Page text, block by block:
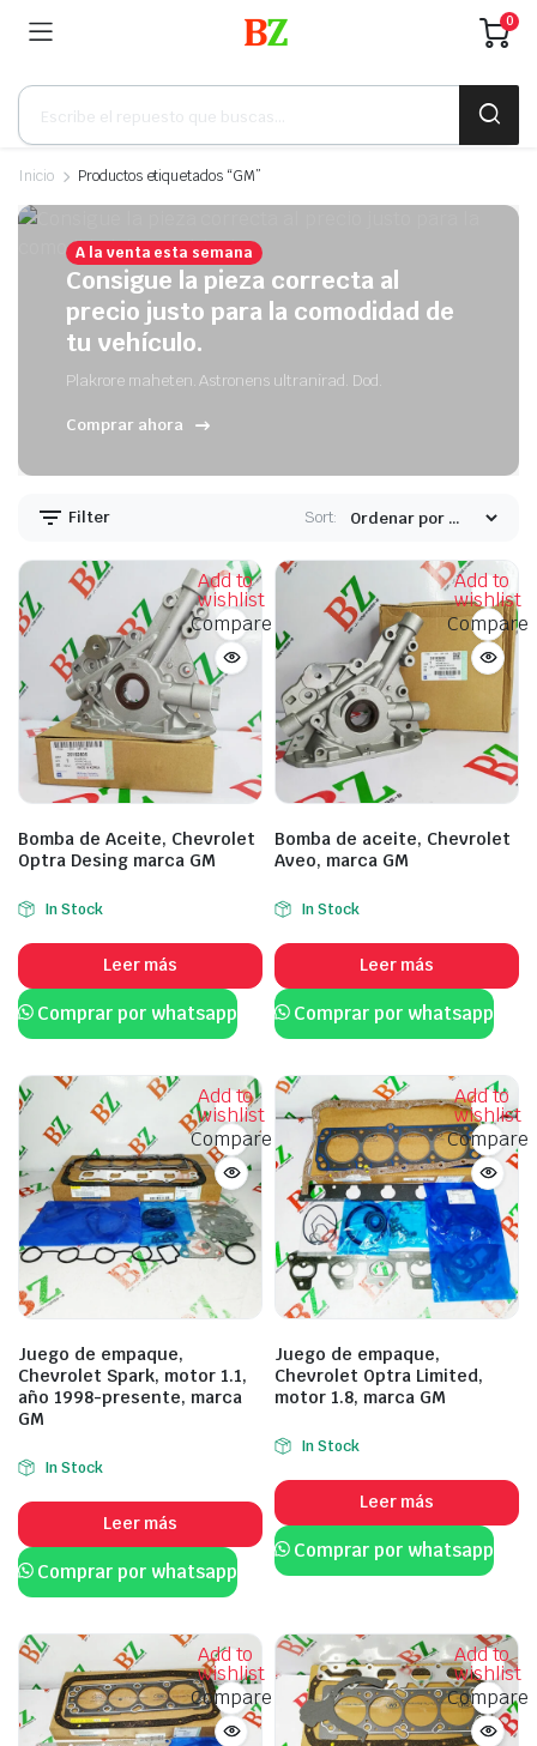
0
Búsqueda
productos
Inicio Productos etiquetados “GM”
A la venta esta semana
Consigue la pieza correcta al
precio justo para la comodidad de
tu vehículo.
Plakrore maheten. Astronens ultranirad. Dod.
Comprar ahora
Filter Sort:
Add to
wishlist
Compare
Bomba de Aceite, Chevrolet
Optra Desing marca GM
In Stock
Leer más
Comprar por whatsapp
Add to
wishlist
Compare
Bomba de aceite, Chevrolet
Aveo, marca GM
In Stock
Leer más
Comprar por whatsapp
Add to
wishlist
Compare
Juego de empaque,
Chevrolet Spark, motor 1.1,
año 1998-presente, marca
GM
In Stock
Leer más
Comprar por whatsapp
Add to
wishlist
Compare
Juego de empaque,
Chevrolet Optra Limited,
motor 1.8, marca GM
In Stock
Leer más
Comprar por whatsapp
Add to
wishlist
Compare
Add to
wishlist
Compare